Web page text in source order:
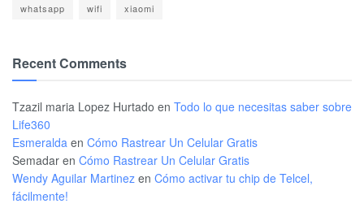
whatsapp wifi xiaomi
Recent Comments
Tzazil maria Lopez Hurtado en Todo lo que necesitas saber sobre
Life360
Esmeralda en Cómo Rastrear Un Celular Gratis
Semadar en Cómo Rastrear Un Celular Gratis
Wendy Aguilar Martinez en Cómo activar tu chip de Telcel,
fácilmente!